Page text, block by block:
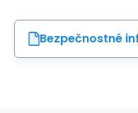
Bezpečnostné